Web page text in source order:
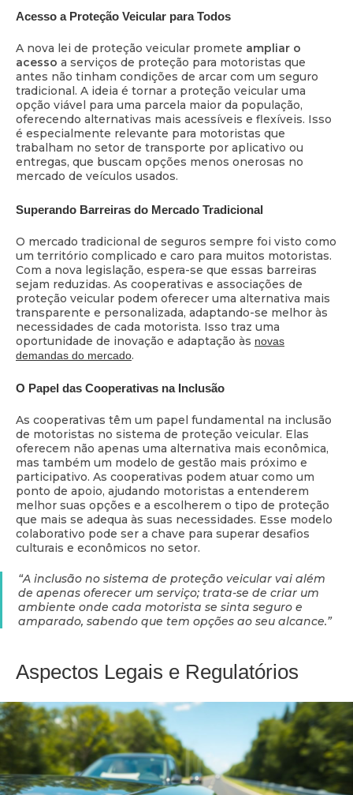
Acesso a Proteção Veicular para Todos
A nova lei de proteção veicular promete ampliar o
acesso a serviços de proteção para motoristas que
antes não tinham condições de arcar com um seguro
tradicional. A ideia é tornar a proteção veicular uma
opção viável para uma parcela maior da população,
oferecendo alternativas mais acessíveis e flexíveis. Isso
é especialmente relevante para motoristas que
trabalham no setor de transporte por aplicativo ou
entregas, que buscam opções menos onerosas no
mercado de veículos usados.
Superando Barreiras do Mercado Tradicional
O mercado tradicional de seguros sempre foi visto como
um território complicado e caro para muitos motoristas.
Com a nova legislação, espera-se que essas barreiras
sejam reduzidas. As cooperativas e associações de
proteção veicular podem oferecer uma alternativa mais
transparente e personalizada, adaptando-se melhor às
necessidades de cada motorista. Isso traz uma
oportunidade de inovação e adaptação às novas
demandas do mercado.
O Papel das Cooperativas na Inclusão
As cooperativas têm um papel fundamental na inclusão
de motoristas no sistema de proteção veicular. Elas
oferecem não apenas uma alternativa mais econômica,
mas também um modelo de gestão mais próximo e
participativo. As cooperativas podem atuar como um
ponto de apoio, ajudando motoristas a entenderem
melhor suas opções e a escolherem o tipo de proteção
que mais se adequa às suas necessidades. Esse modelo
colaborativo pode ser a chave para superar desafios
culturais e econômicos no setor.
“A inclusão no sistema de proteção veicular vai além
de apenas oferecer um serviço; trata-se de criar um
ambiente onde cada motorista se sinta seguro e
amparado, sabendo que tem opções ao seu alcance.”
Aspectos Legais e Regulatórios